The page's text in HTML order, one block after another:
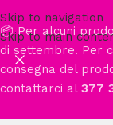
Skip to navigation
Skip to main
📦 Per alcuni
di settembre. Per
consegna del
contattarci al 377